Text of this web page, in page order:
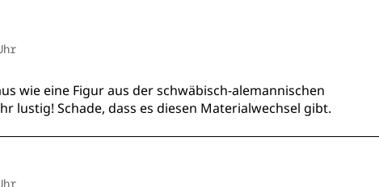
wie eine Figur aus der schwäbisch-alemannischen
lustig! Schade, dass es diesen Materialwechsel gibt.